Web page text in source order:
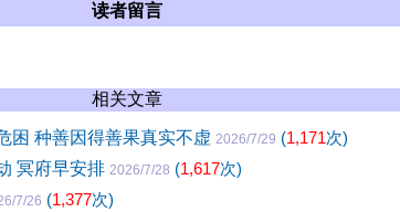
读者留言
相关文章
困 种善因得善果真实不虚 2026/7/29 (1,171次)
冥府早安排 2026/7/28 (1,617次)
7/26 (1,377次)